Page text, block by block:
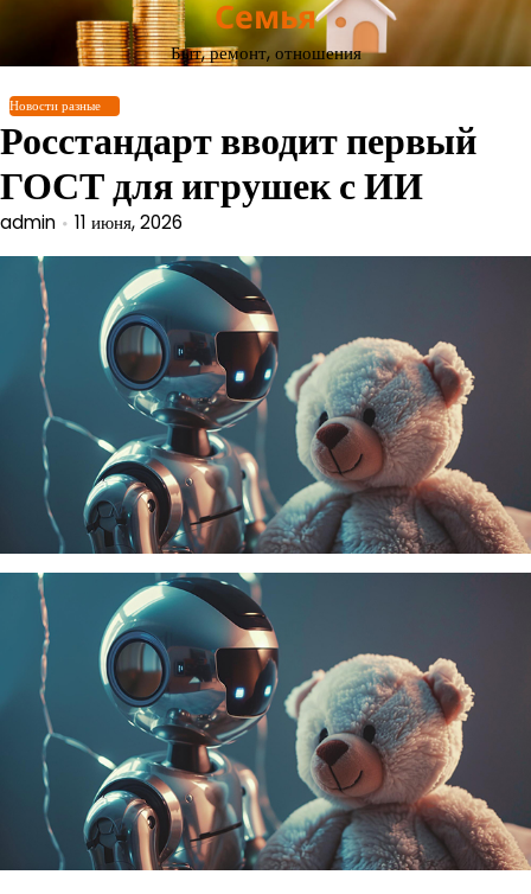
Перейти
содержимому
Семья
Быт, ремонт, отношения
Новости разные
Росстандарт вводит первый
ГОСТ для игрушек с ИИ
admin 11 июня, 2026